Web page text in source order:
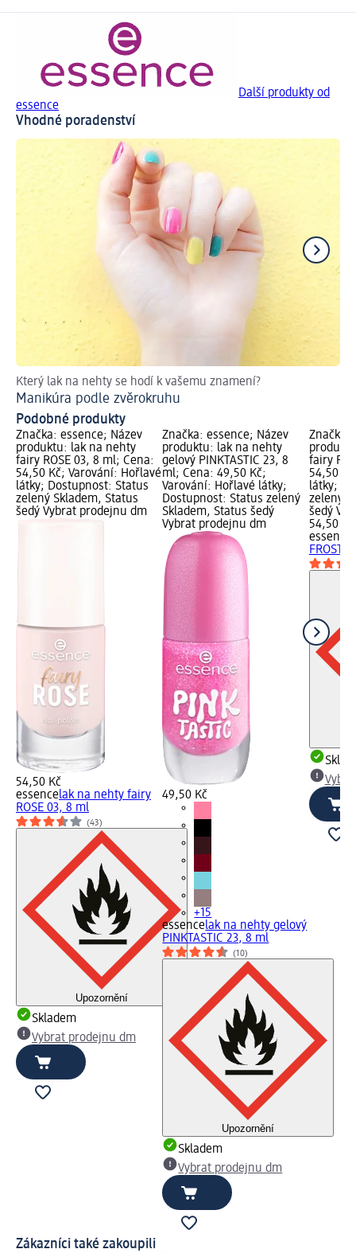
Další produkty od
essence
Vhodné poradenství
Který lak na nehty se hodí k vašemu znamení?
Manikúra podle zvěrokruhu
Podobné produkty
Značka: essence; Název
produktu: lak na nehty
fairy ROSE 03, 8 ml; Cena:
54,50 Kč; Varování: Hořlavé
látky; Dostupnost: Status
zelený Skladem, Status
šedý Vybrat prodejnu dm
54,50 Kč
essencelak na nehty fairy
ROSE 03, 8 ml
(43)
Upozornění
Skladem
Vybrat prodejnu dm
Značka: essence; Název
produktu: lak na nehty
gelový PINKTASTIC 23, 8
ml; Cena: 49,50 Kč;
Varování: Hořlavé látky;
Dostupnost: Status zelený
Skladem, Status šedý
Vybrat prodejnu dm
49,50 Kč
+15
essencelak na nehty gelový
PINKTASTIC 23, 8 ml
(10)
Upozornění
Skladem
Vybrat prodejnu dm
Značka:
fairy
54,50
látky;
zelený
šedý
54,50 Kč
essence
FROST
Zákazníci také zakoupili